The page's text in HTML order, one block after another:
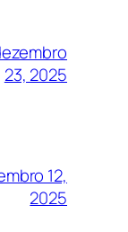
23, 2025
12,
2025